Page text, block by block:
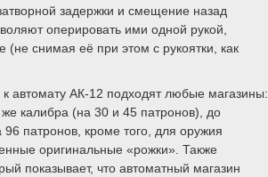
задержки и смещение назад
оперировать ими одной рукой,
снимая её при этом с рукоятки, как
к автомату АК-12 подходят любые магазины:
же калибра (на 30 и 45 патронов), до
патронов, кроме того, для оружия
оригинальные «рожки». Также
показывает, что автоматный магазин